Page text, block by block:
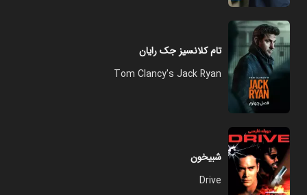
تام کلانسیز جک رایان
Tom Clancy's Jack Ryan
شبیخون
Drive